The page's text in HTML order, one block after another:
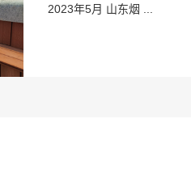
2023年5月 山东烟 ...